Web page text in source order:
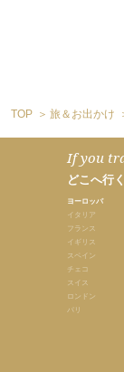
TOP 旅＆お出かけ
If you
どこへ行
ヨーロッパ
イタリア
フランス
イギリス
スペイン
チェコ
スイス
ロンドン
パリ